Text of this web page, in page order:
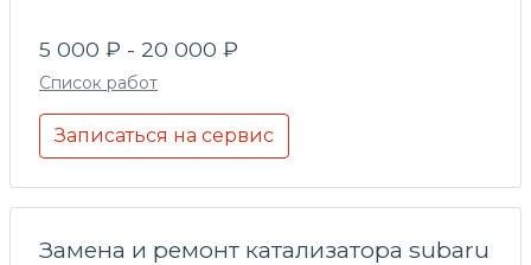
5 000 ₽ - 20 000 ₽
Список работ
Записаться на сервис
Замена и ремонт катализатора subaru